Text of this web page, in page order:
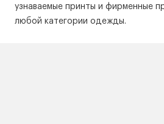
узнаваемые принты и фирменные
любой категории одежды.